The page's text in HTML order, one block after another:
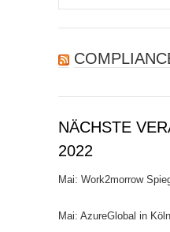
nach:
NÄCHSTE
2022
Mai: Work2morrow
Mai: AzureGlobal in Köln